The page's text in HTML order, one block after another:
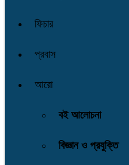
ফিচার
প্রবাস
আরো
বই আলোচনা
বিজ্ঞান ও প্রযুক্তি